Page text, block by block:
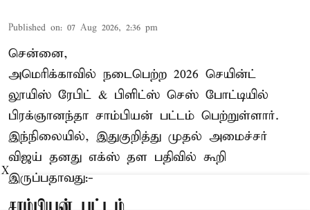
Published on: 07 Aug 2026, 2:36 pm
சென்னை,
அமெரிக்காவில் நடைபெற்ற 2026 செயின்ட்
லூயிஸ் ரேபிட் & பிளிட்ஸ் செஸ் போட்டியில்
பிரக்ஞானந்தா சாம்பியன் பட்டம் பெற்றுள்ளார்.
இந்நிலையில், இதுகுறித்து முதல் அமைச்சர்
விஜய் தனது எக்ஸ் தள பதிவில் கூறி
இருப்பதாவது:-
X